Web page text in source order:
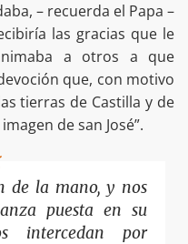
– recuerda el Papa –
las gracias que le
a otros a que
que, con motivo
tierras de Castilla y de
de san José”.
de la mano, y nos
puesta en su
intercedan por